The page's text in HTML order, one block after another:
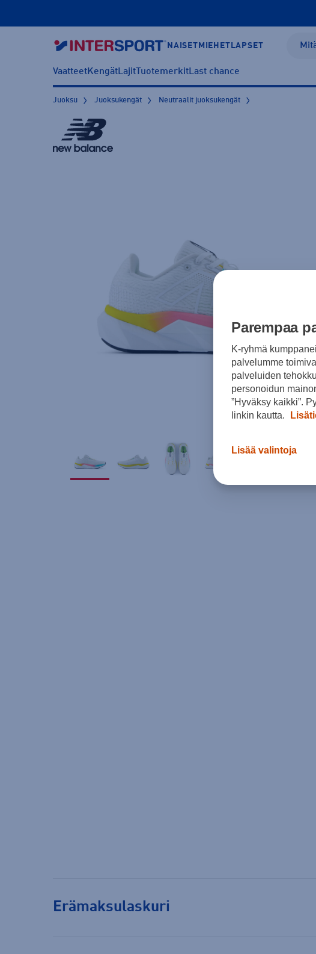
NAISET MIEHET LAPSET
VaatteetKengätLajitTuotemerkitLast chance
Juoksu Juoksukengät Neutraalit juoksukengät
Erämaksulaskuri
Parempaa
K-ryhmä
palvelumme
palveluiden
personoidun
”Hyväksy kaikki”.
linkin kautta.
Lisää valintoja